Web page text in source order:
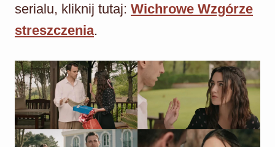
serialu, kliknij tutaj: Wichrowe Wzgórze
streszczenia.